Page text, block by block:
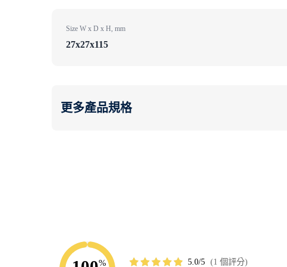
Size W x D x H, mm
27x27x115
更多產品規格
% 5.0
1 個評分